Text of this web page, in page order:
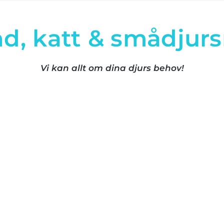
katt &
Vi kan allt om dina djurs behov!